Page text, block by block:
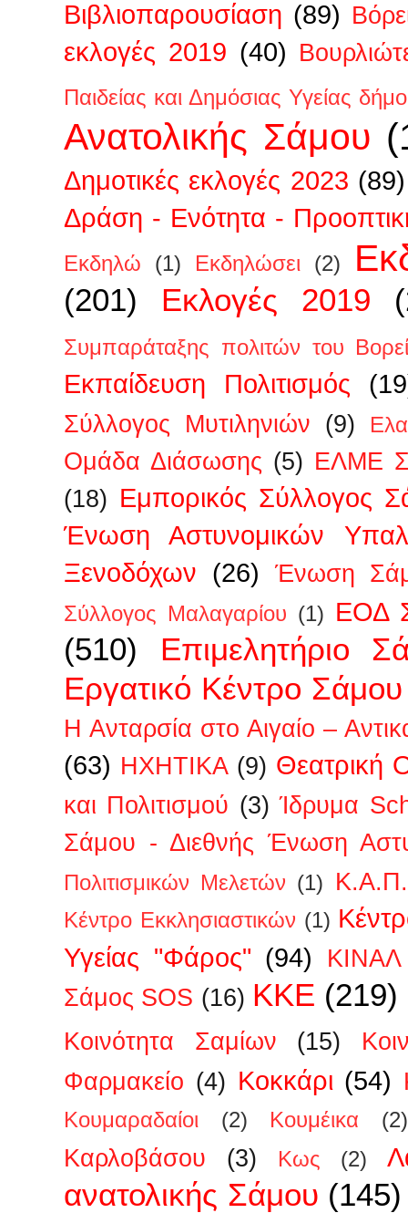
Βιβλιοπαρουσίαση (89)
εκλογές 2019 (40)
Παιδείας και Δημόσιας Υγείας
Ανατολικής Σάμου
Δημοτικές εκλογές 2023 (89)
Δράση - Ενότητα -
Εκδηλώ (1) Εκδηλώσει (2)
(201) Εκλογές 2019
Συμπαράταξης πολιτών του
Εκπαίδευση Πολιτισμός
Σύλλογος Μυτιληνιών (9)
Ομάδα Διάσωσης (5) ΕΛΜΕ
(18) Εμπορικός Σύλλογος
Ένωση Αστυνομικών
Ξενοδόχων (26) Ένωση
Σύλλογος Μαλαγαρίου (1) ΕΟΔ
(510)
Επιμελητήριο
Εργατικό Κέντρο Σάμου
Η Ανταρσία στο Αιγαίο –
(63) ΗΧΗΤΙΚΑ (9) Θεατρική
και Πολιτισμού (3) Ίδρυμα
Σάμου - Διεθνής Ένωση
Πολιτισμικών Μελετών (1)
Κέντρο Εκκλησιαστικών (1)
Υγείας "Φάρος" (94)
ΚΙΝΑΛ
Σάμος SOS (16) ΚΚΕ (219)
Κοινότητα Σαμίων
(15)
Φαρμακείο (4) Κοκκάρι (54)
Κουμαραδαίοι (2) Κουμέικα (2)
Καρλοβάσου (3) Κως (2)
ανατολικής Σάμου (145)